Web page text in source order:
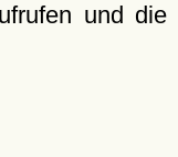
und die